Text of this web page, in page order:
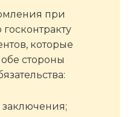
при
которые
стороны
заключения;